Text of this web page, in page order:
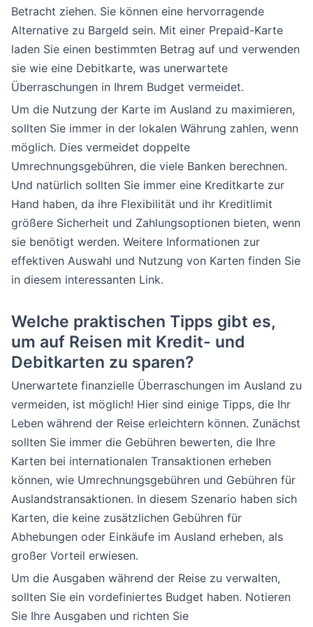
Betracht ziehen. Sie können eine hervorragende
Alternative zu Bargeld sein. Mit einer Prepaid-Karte
laden Sie einen bestimmten Betrag auf und verwenden
sie wie eine Debitkarte, was unerwartete
Überraschungen in Ihrem Budget vermeidet.
Um die Nutzung der Karte im Ausland zu maximieren,
sollten Sie immer in der lokalen Währung zahlen, wenn
möglich. Dies vermeidet doppelte
Umrechnungsgebühren, die viele Banken berechnen.
Und natürlich sollten Sie immer eine Kreditkarte zur
Hand haben, da ihre Flexibilität und ihr Kreditlimit
größere Sicherheit und Zahlungsoptionen bieten, wenn
sie benötigt werden. Weitere Informationen zur
effektiven Auswahl und Nutzung von Karten finden Sie
in diesem interessanten Link.
Welche praktischen Tipps gibt es,
um auf Reisen mit Kredit- und
Debitkarten zu sparen?
Unerwartete finanzielle Überraschungen im Ausland zu
vermeiden, ist möglich! Hier sind einige Tipps, die Ihr
Leben während der Reise erleichtern können. Zunächst
sollten Sie immer die Gebühren bewerten, die Ihre
Karten bei internationalen Transaktionen erheben
können, wie Umrechnungsgebühren und Gebühren für
Auslandstransaktionen. In diesem Szenario haben sich
Karten, die keine zusätzlichen Gebühren für
Abhebungen oder Einkäufe im Ausland erheben, als
großer Vorteil erwiesen.
Um die Ausgaben während der Reise zu verwalten,
sollten Sie ein vordefiniertes Budget haben. Notieren
Sie Ihre Ausgaben und richten Sie